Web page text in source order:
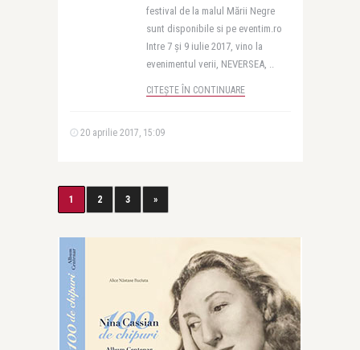
festival de la malul Mării Negre
sunt disponibile si pe eventim.ro
Intre 7 și 9 iulie 2017, vino la
evenimentul verii, NEVERSEA, ..
CITEȘTE ÎN CONTINUARE
20 aprilie 2017, 15:09
1 2 3 »